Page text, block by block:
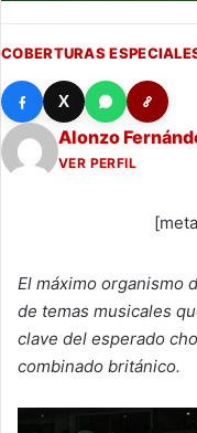
COBERTURAS
X
Alonzo
VER PERFIL
El máximo organismo
de temas musicales
clave del esperado
combinado británico.